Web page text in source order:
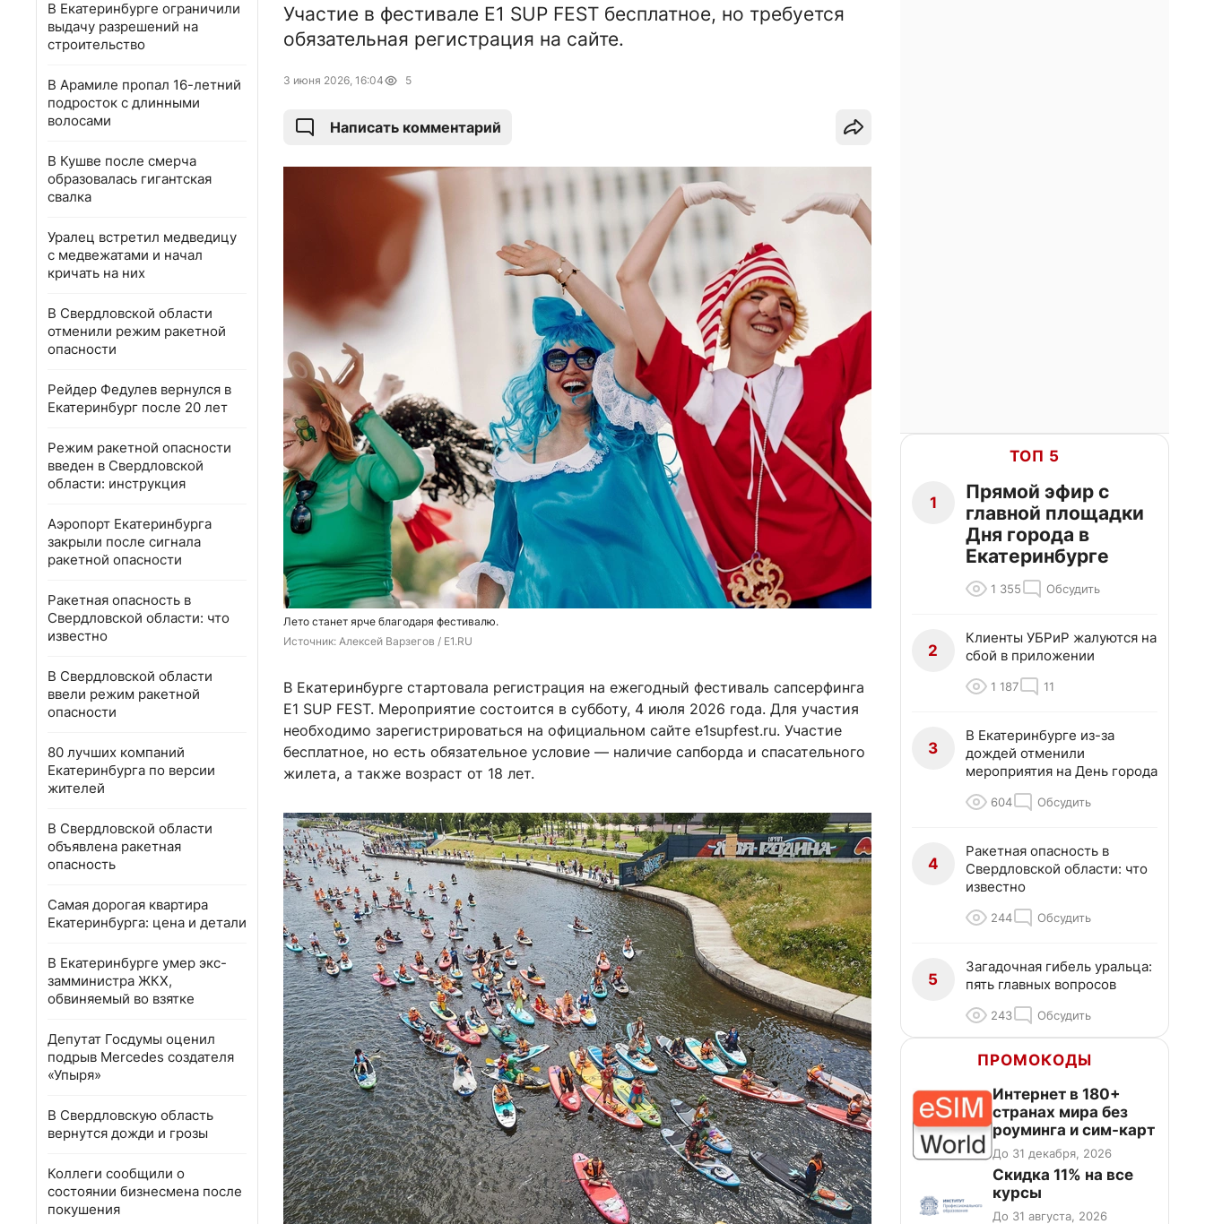
В Екатеринбурге ограничили
выдачу разрешений на
строительство
В Арамиле пропал 16-летний
подросток с длинными
волосами
В Кушве после смерча
образовалась гигантская
свалка
Уралец встретил медведицу
с медвежатами и начал
кричать на них
В Свердловской области
отменили режим ракетной
опасности
Рейдер Федулев вернулся в
Екатеринбург после 20 лет
Режим ракетной опасности
введен в Свердловской
области: инструкция
Аэропорт Екатеринбурга
закрыли после сигнала
ракетной опасности
Ракетная опасность в
Свердловской области: что
известно
В Свердловской области
ввели режим ракетной
опасности
80 лучших компаний
Екатеринбурга по версии
жителей
В Свердловской области
объявлена ракетная
опасность
Самая дорогая квартира
Екатеринбурга: цена и детали
В Екатеринбурге умер экс-
замминистра ЖКХ,
обвиняемый во взятке
Депутат Госдумы оценил
подрыв Mercedes создателя
«Упыря»
В Свердловскую область
вернутся дожди и грозы
Коллеги сообщили о
состоянии бизнесмена после
покушения
Участие в фестивале E1 SUP FEST бесплатное, но требуется
обязательная регистрация на сайте.
3 июня 2026, 16:04 5
Написать комментарий
Лето станет ярче благодаря фестивалю.
Источник: Алексей Варзегов / E1.RU
В Екатеринбурге стартовала регистрация на ежегодный фестиваль сапсерфинга
E1 SUP FEST. Мероприятие состоится в субботу, 4 июля 2026 года. Для участия
необходимо зарегистрироваться на официальном сайте e1supfest.ru. Участие
бесплатное, но есть обязательное условие — наличие сапборда и спасательного
жилета, а также возраст от 18 лет.
ТОП 5
1
Прямой эфир с
главной площадки
Дня города в
Екатеринбурге
1 355 Обсудить
2
Клиенты УБРиР жалуются на
сбой в приложении
1 187 11
3
В Екатеринбурге из-за
дождей отменили
мероприятия на День города
604 Обсудить
4
Ракетная опасность в
Свердловской области: что
известно
244 Обсудить
5
Загадочная гибель уральца:
пять главных вопросов
243 Обсудить
ПРОМОКОДЫ
Интернет в 180+
странах мира без
роуминга и сим-карт
До 31 декабря, 2026
Скидка 11% на все
курсы
До 31 августа, 2026